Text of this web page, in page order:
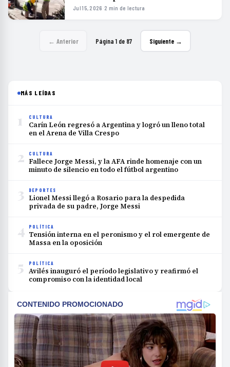
Jul 15, 2026 ·2 min de lectura
← Anterior Página 1 de 87 Siguiente →
MÁS LEÍDAS
1 CULTURA
Carín León regresó a Argentina y logró un lleno total
en el Arena de Villa Crespo
2 CULTURA
Fallece Jorge Messi, y la AFA rinde homenaje con un
minuto de silencio en todo el fútbol argentino
3 DEPORTES
Lionel Messi llegó a Rosario para la despedida
privada de su padre, Jorge Messi
4 POLÍTICA
Tensión interna en el peronismo y el rol emergente de
Massa en la oposición
5 POLÍTICA
Avilés inauguró el período legislativo y reafirmó el
compromiso con la identidad local